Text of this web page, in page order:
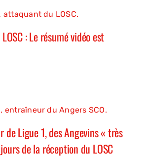
: Le résumé vidéo est
de Ligue 1, des Angevins « très
de la réception du LOSC